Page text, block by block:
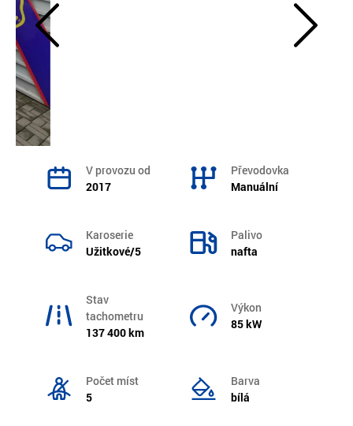
V provozu od
2017
Převodovka
Manuální
Karoserie
Užitkové/5
Palivo
nafta
Stav
tachometru
137 400 km
Výkon
85 kW
Počet míst
5
Barva
bílá